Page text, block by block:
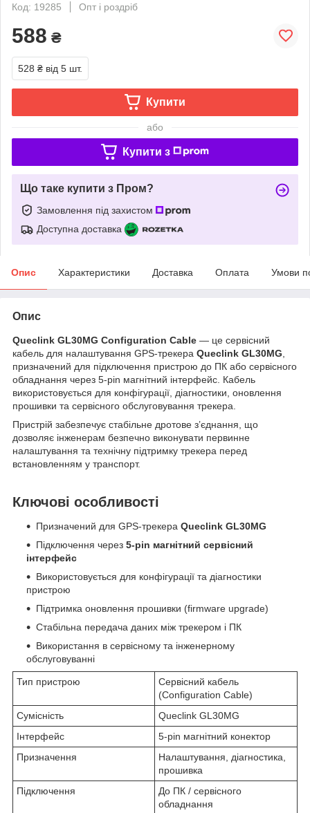
Код: 19285
Опт і роздріб
588 ₴
528 ₴ від 5 шт.
Купити
або
Купити з
Що таке купити з Пром?
Замовлення під захистом
Доступна доставка
Опис Характеристики Доставка Оплата Умови
Опис
Queclink GL30MG Configuration Cable — це сервісний
кабель для налаштування GPS-трекера Queclink GL30MG
призначений для підключення пристрою до ПК або сервісного
обладнання через 5-pin магнітний інтерфейс. Кабель
використовується для конфігурації, діагностики, оновлення
прошивки та сервісного обслуговування трекера.
Пристрій забезпечує стабільне дротове з’єднання, що
дозволяє інженерам безпечно виконувати первинне
налаштування та технічну підтримку трекера перед
встановленням у транспорт.
Ключові особливості
Призначений для GPS-трекера Queclink GL30MG
Підключення через 5-pin магнітний сервісний
інтерфейс
Використовується для конфігурації та діагностики
пристрою
Підтримка оновлення прошивки (firmware upgrade)
Стабільна передача даних між трекером і ПК
Використання в сервісному та інженерному
обслуговуванні
Тип пристрою
Сервісний кабель
(Configuration Cable)
Сумісність
Queclink GL30MG
Інтерфейс
5-pin магнітний конектор
Призначення
Налаштування, діагностика,
прошивка
Підключення
До ПК / сервісного
обладнання